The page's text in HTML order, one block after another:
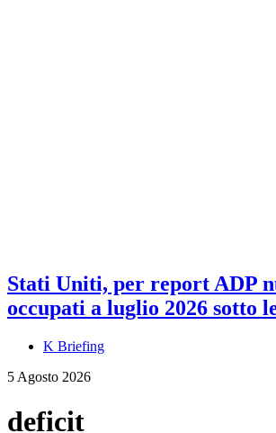
Stati Uniti, per report ADP
occupati a luglio 2026 sotto
K Briefing
5 Agosto 2026
deficit